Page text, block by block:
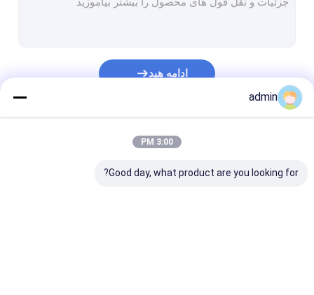
دستگاه برش و دوخت اتوماتیک
ادامه هید
admin
3:00 PM
Good day, what product are you looking for?